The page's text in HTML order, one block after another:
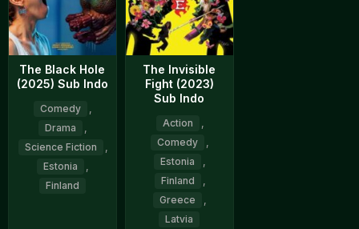
The Black Hole
(2025) Sub Indo
Comedy
Drama
Science Fiction
Estonia
Finland
The Invisible
Fight (2023)
Sub Indo
Action
Comedy
Estonia
Finland
Greece
Latvia